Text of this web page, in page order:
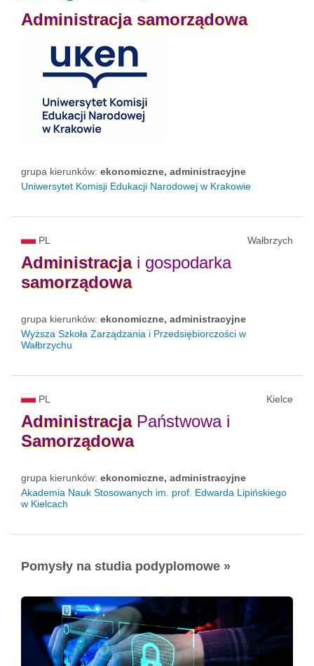
Administracja samorządowa
grupa kierunków: ekonomiczne, administracyjne
Uniwersytet Komisji Edukacji Narodowej w Krakowie
PL Wałbrzych
Administracjai gospodarka
samorządowa
grupa kierunków: ekonomiczne, administracyjne
Wyższa Szkoła Zarządzania i Przedsiębiorczości w
Wałbrzychu
PL Kielce
AdministracjaPaństwowa i
Samorządowa
grupa kierunków: ekonomiczne, administracyjne
Akademia Nauk Stosowanych im. prof. Edwarda Lipińskiego
w Kielcach
Pomysły na studia podyplomowe »